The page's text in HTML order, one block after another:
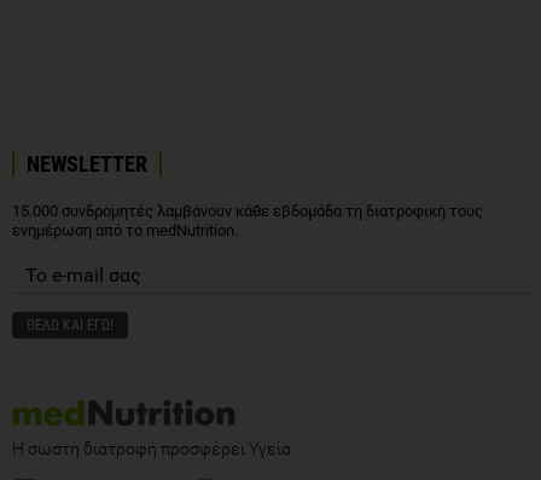
NEWSLETTER
15.000 συνδρομητές λαμβάνουν κάθε εβδομάδα τη διατροφική τους
ενημέρωση από το medNutrition.
Η σωστή διατροφή προσφέρει Υγεία